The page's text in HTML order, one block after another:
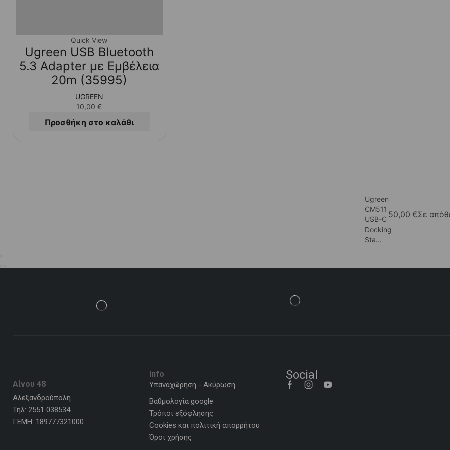
Quick View
Ugreen USB Bluetooth
5.3 Adapter με Εμβέλεια
20m (35995)
UGREEN
10,00€
Προσθήκη στο καλάθι
Ugreen
CM511
USB-C
Docking
Sta...
50,00€Σε
Αίνου 48
Αλεξανδρούπολη
Τηλ: 2551 038534
ΓΕΜΗ: 189777321000
Info
Υπαναχώρηση - Ακύρωση
Βαθμολογία google
Τρόποι εξόφλησης
Cookies και πολιτική απορρήτου
Όροι χρήσης
Social